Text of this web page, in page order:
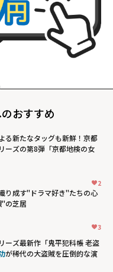
おすすめ
る新たなタッグも新鮮！京都
ーズの第8弾「京都地検の女
2
り成す"ドラマ好き"たちの心
の芝居
3
ーズ最新作「鬼平犯科帳 老盗
が稀代の大盗賊を圧倒的な演